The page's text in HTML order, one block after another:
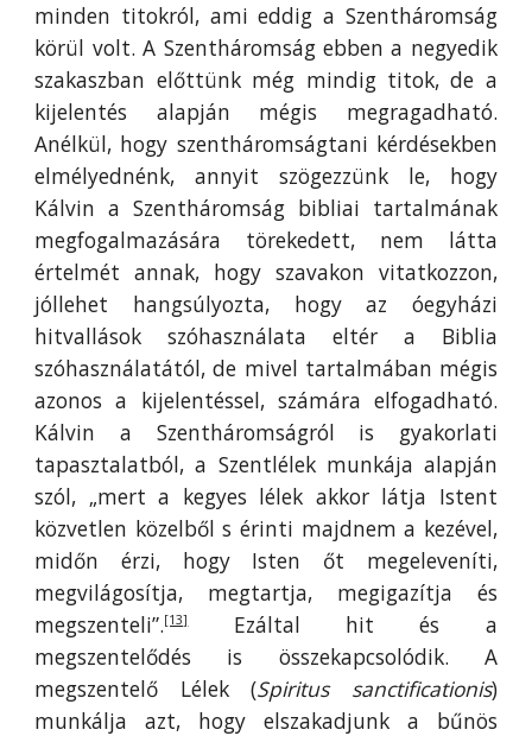
minden titokról, ami eddig a Szentháromság
körül volt. A Szentháromság ebben a negyedik
szakaszban előttünk még mindig titok, de a
kijelentés alapján mégis megragadható.
Anélkül, hogy szentháromságtani kérdésekben
elmélyednénk, annyit szögezzünk le, hogy
Kálvin a Szentháromság bibliai tartalmának
megfogalmazására törekedett, nem látta
értelmét annak, hogy szavakon vitatkozzon,
jóllehet hangsúlyozta, hogy az óegyházi
hitvallások szóhasználata eltér a Biblia
szóhasználatától, de mivel tartalmában mégis
azonos a kijelentéssel, számára elfogadható.
Kálvin a Szentháromságról is gyakorlati
tapasztalatból, a Szentlélek munkája alapján
szól, „mert a kegyes lélek akkor látja Istent
közvetlen közelből s érinti majdnem a kezével,
midőn érzi, hogy Isten őt megeleveníti,
megvilágosítja, megtartja, megigazítja és
megszenteli”.[13]Ezáltal hit és a
megszentelődés is összekapcsolódik. A
megszentelő Lélek (Spiritus sanctificationis)
munkálja azt, hogy elszakadjunk a bűnös